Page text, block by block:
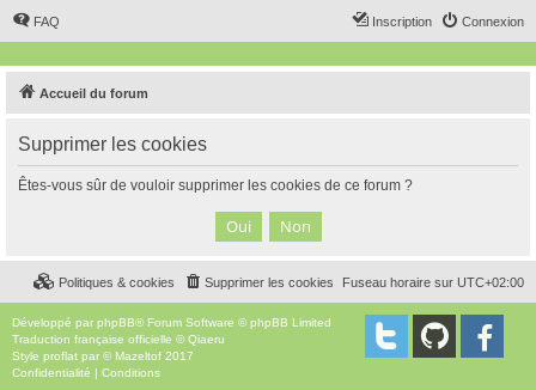
FAQ Connexion
Inscription
Accueil du forum
Supprimer les cookies
Êtes-vous sûr de vouloir supprimer les cookies de ce forum ?
Fuseau horaire sur UTC+02:00
Supprimer les cookies
Politiques & cookies
Développé par phpBB® Forum Software © phpBB Limited
Traduction française officielle ©Qiaeru
Style proflat par © Mazeltof 2017
Confidentialité | Conditions